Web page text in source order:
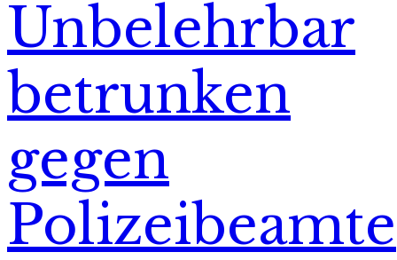
Unbelehrbar
betrunken
gegen
Polizeibeamte